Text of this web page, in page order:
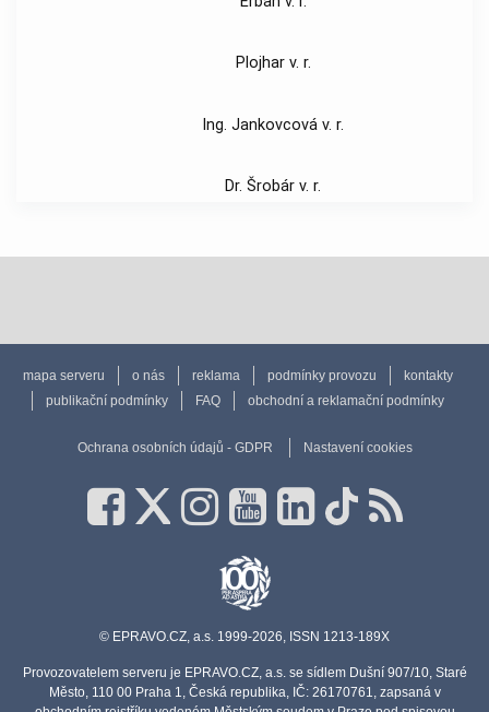
Plojhar v. r.
Ing. Jankovcová v. r.
Dr. Šrobár v. r.
mapa serveru o nás reklama podmínky provozu
kontakty
publikační podmínky
FAQ obchodní a reklamační podmínky
Ochrana osobních údajů - GDPR Nastavení cookies
© EPRAVO.CZ, a.s. 1999-2026, ISSN 1213-189X
Provozovatelem serveru je EPRAVO.CZ, a.s. se sídlem Dušní 907/10, Staré
Město, 110 00 Praha 1, Česká republika, IČ: 26170761, zapsaná v